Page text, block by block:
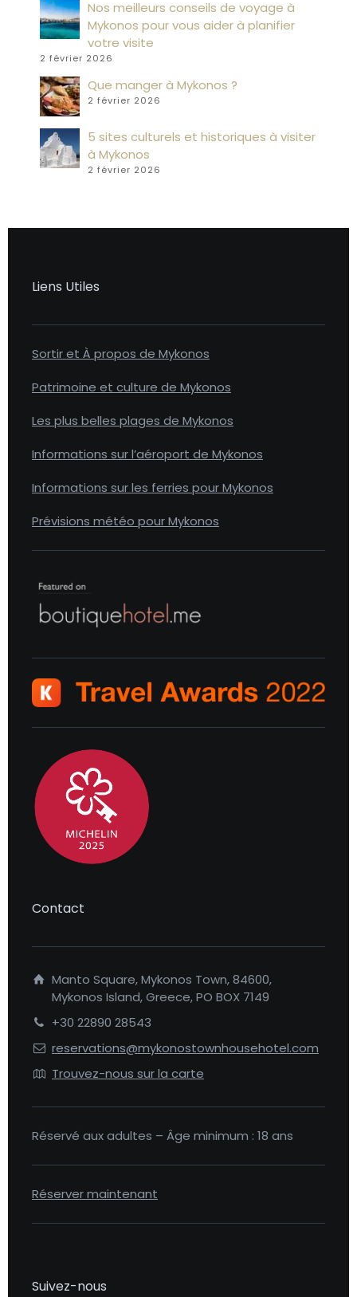
Nos meilleurs conseils de voyage à
Mykonos pour vous aider à planifier
votre visite
2 février 2026
Que manger à Mykonos ?
2 février 2026
5 sites culturels et historiques à visiter
à Mykonos
2 février 2026
Liens Utiles
Sortir et À propos de Mykonos
Patrimoine et culture de Mykonos
Les plus belles plages de Mykonos
Informations sur l’aéroport de Mykonos
Informations sur les ferries pour Mykonos
Prévisions météo pour Mykonos
Contact
Manto Square, Mykonos Town, 84600,
Mykonos Island, Greece, PO BOX 7149
+30 22890 28543
reservations@mykonostownhousehotel.com
Trouvez-nous sur la carte
Réservé aux adultes – Âge minimum : 18 ans
Réserver maintenant
Suivez-nous